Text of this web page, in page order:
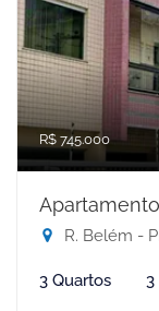
R$ 745.000
R. Belém -
3 Quartos 3